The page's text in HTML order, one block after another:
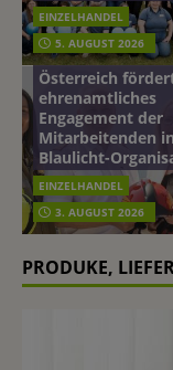
EINZELHANDEL
5. AUGUST 2026
mehr vom leben
Österreich
ehrenamtliches
Engagement der
Mitarbeitenden in
Blaulicht-
EINZELHANDEL
3. AUGUST 2026
PRODUKE,